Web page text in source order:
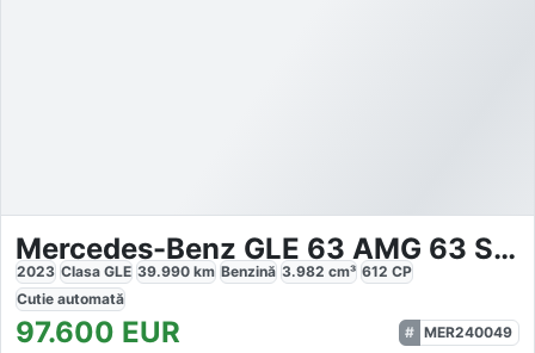
Mercedes-Benz GLE 63 AMG 63 S 4M
2023 Clasa GLE 39.990 km Benzină 3.982 cm³ 612 CP
Cutie automată
97.600 EUR
MER240049